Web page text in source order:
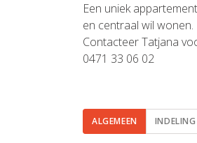
Een uniek
en centraal wil wonen.
Contacteer Tatjana
0471 33 06 02
ALGEMEEN INDELING